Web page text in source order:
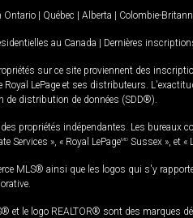
Ontario | Québec | Alberta | Colombie-
au Canada | Dernières
sur ce site proviennent des
LePage et ses distributeurs.
de distribution de données (SDD®).
propriétés indépendantes. Les bureaux
Services », « Royal LePageMD Sussex », et «
MLS® ainsi que les logos qui s'y
et le logo REALTOR® sont des marques